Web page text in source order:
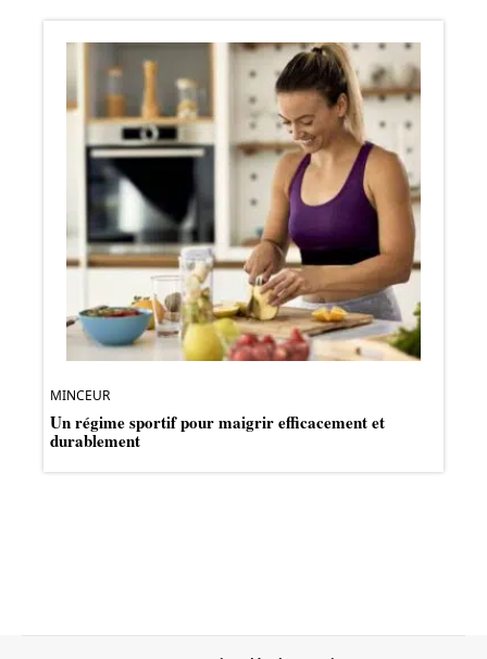
MINCEUR
Un régime sportif pour maigrir efficacement et
durablement